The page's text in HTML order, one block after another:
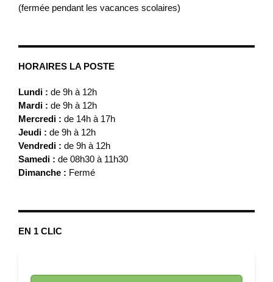
(fermée pendant les vacances scolaires)
HORAIRES LA POSTE
Lundi : de 9h à 12h
Mardi : de 9h à 12h
Mercredi : de 14h à 17h
Jeudi : de 9h à 12h
Vendredi : de 9h à 12h
Samedi : de 08h30 à 11h30
Dimanche : Fermé
EN 1 CLIC